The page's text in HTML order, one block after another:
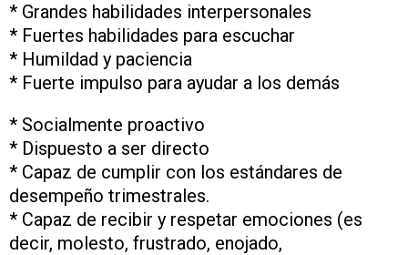
* Grandes habilidades interpersonales
* Fuertes habilidades para escuchar
* Humildad y paciencia
* Fuerte impulso para ayudar a los demás
* Socialmente proactivo
* Dispuesto a ser directo
* Capaz de cumplir con los estándares de
desempeño trimestrales.
* Capaz de recibir y respetar emociones (es
decir, molesto, frustrado, enojado,